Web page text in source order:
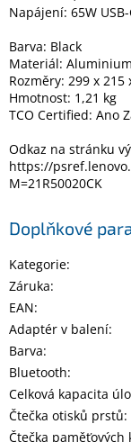
Napájení: 65W
Barva: Black
Materiál: Aluminium
Rozměry: 299 x
Hmotnost: 1,21 kg
TCO Certified: Ano
Odkaz na stránku
https://
M=21R50020CK
Doplňkové
Kategorie:
Záruka:
EAN:
Adaptér v balení:
Barva:
Bluetooth:
Celková kapacita
Čtečka otisků prstů:
Čtečka paměťových